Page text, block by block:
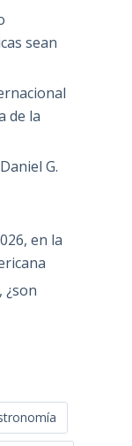
sean
de la
G.
en la
¿son